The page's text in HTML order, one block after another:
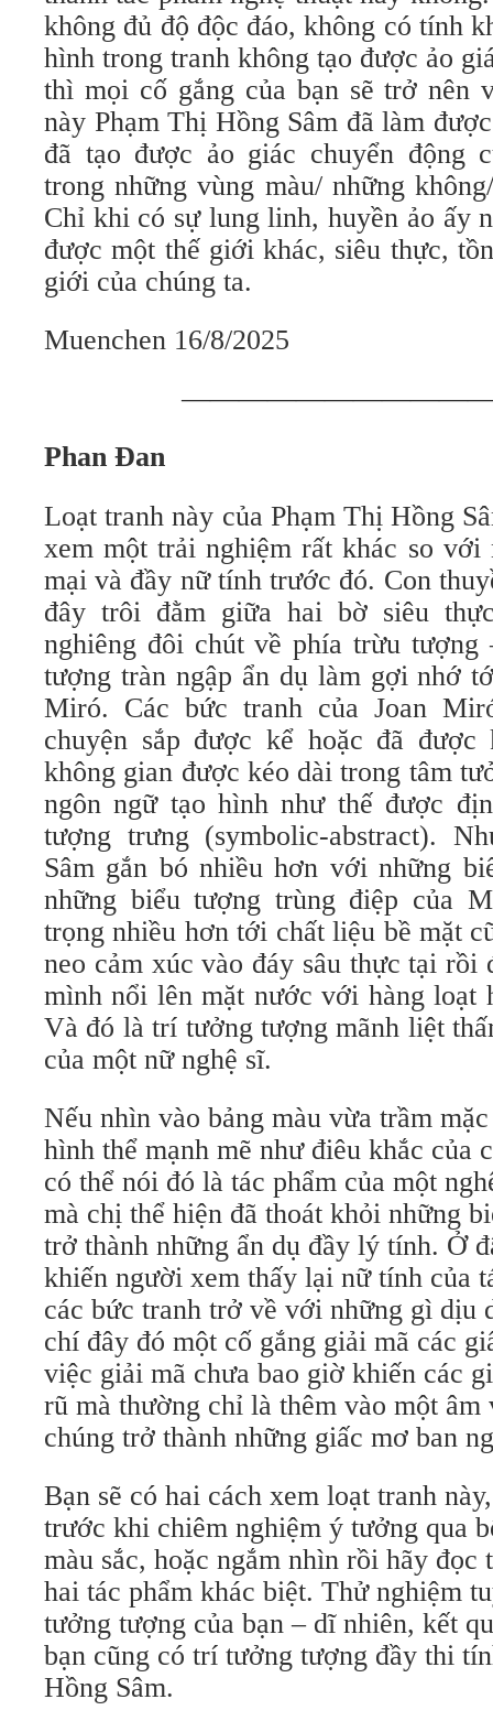
không đủ độ độc đáo, không có tính
hình trong tranh không tạo được ảo
thì mọi cố gắng của bạn sẽ trở nên
này Phạm Thị Hồng Sâm đã làm
đã tạo được ảo giác chuyển động
trong những vùng màu/ những
Chỉ khi có sự lung linh, huyền ảo ấy
được một thế giới khác, siêu thực,
giới của chúng ta.
Muenchen 16/8/2025
Phan Đan
Loạt tranh này của Phạm Thị Hồng
xem một trải nghiệm rất khác so với
mại và đầy nữ tính trước đó. Con
đây trôi đằm giữa hai bờ siêu
nghiêng đôi chút về phía trừu tượng
tượng tràn ngập ẩn dụ làm gợi nhớ
Miró. Các bức tranh của Joan
chuyện sắp được kể hoặc đã
không gian được kéo dài trong tâm
ngôn ngữ tạo hình như thế được
tượng trưng (symbolic-abstract).
Sâm gắn bó nhiều hơn với những
những biểu tượng trùng điệp của
trọng nhiều hơn tới chất liệu bề mặt
neo cảm xúc vào đáy sâu thực tại rồi
mình nổi lên mặt nước với hàng loạt
Và đó là trí tưởng tượng mãnh liệt
của một nữ nghệ sĩ.
Nếu nhìn vào bảng màu vừa trầm
hình thể mạnh mẽ như điêu khắc của
có thể nói đó là tác phẩm của một
mà chị thể hiện đã thoát khỏi những
trở thành những ẩn dụ đầy lý tính. Ở
khiến người xem thấy lại nữ tính của
các bức tranh trở về với những gì dịu
chí đây đó một cố gắng giải mã các
việc giải mã chưa bao giờ khiến các
rũ mà thường chỉ là thêm vào một âm
chúng trở thành những giấc mơ ban
Bạn sẽ có hai cách xem loạt tranh
trước khi chiêm nghiệm ý tưởng qua
màu sắc, hoặc ngắm nhìn rồi hãy đọc
hai tác phẩm khác biệt. Thử nghiệm
tưởng tượng của bạn – dĩ nhiên, kết
bạn cũng có trí tưởng tượng đầy thi
Hồng Sâm.